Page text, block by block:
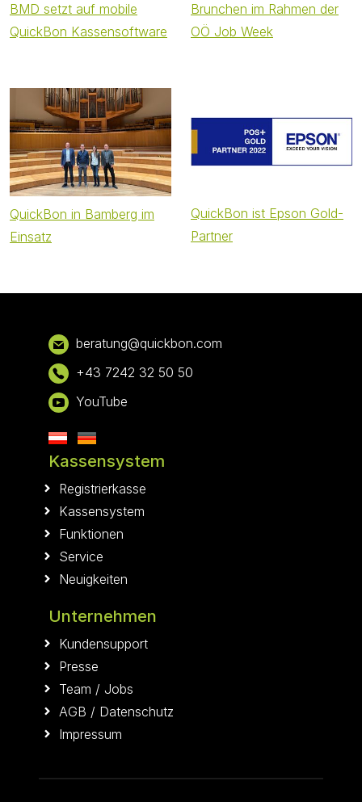
BMD setzt auf mobile
QuickBon Kassensoftware
Brunchen im Rahmen der
OÖ Job Week
QuickBon in Bamberg im
Einsatz
QuickBon ist Epson Gold-
Partner
Footer
beratung@quickbon.com
+43 7242 32 50 50
YouTube
Kassensystem
Registrierkasse
Kassensystem
Funktionen
Service
Neuigkeiten
Unternehmen
Kundensupport
Presse
Team / Jobs
AGB / Datenschutz
Impressum